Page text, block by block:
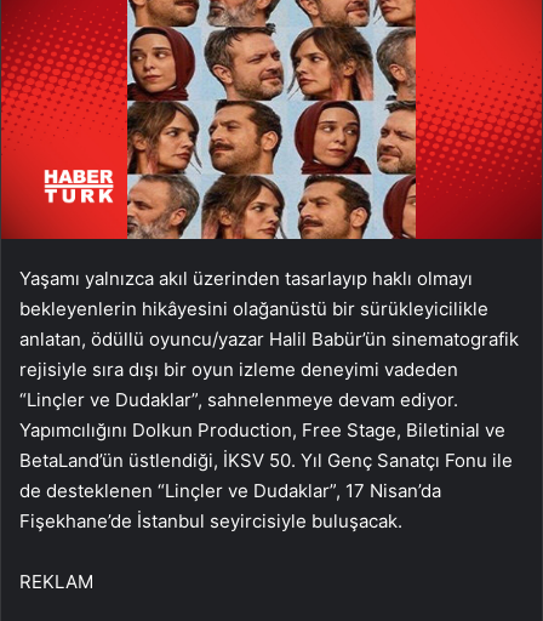
Yaşamı yalnızca akıl üzerinden tasarlayıp haklı olmayı
bekleyenlerin hikâyesini olağanüstü bir sürükleyicilikle
anlatan, ödüllü oyuncu/yazar Halil Babür’ün sinematografik
rejisiyle sıra dışı bir oyun izleme deneyimi vadeden
“Linçler ve Dudaklar”, sahnelenmeye devam ediyor.
Yapımcılığını Dolkun Production, Free Stage, Biletinial ve
BetaLand’ün üstlendiği, İKSV 50. Yıl Genç Sanatçı Fonu ile
de desteklenen “Linçler ve Dudaklar”, 17 Nisan’da
Fişekhane’de İstanbul seyircisiyle buluşacak.
REKLAM